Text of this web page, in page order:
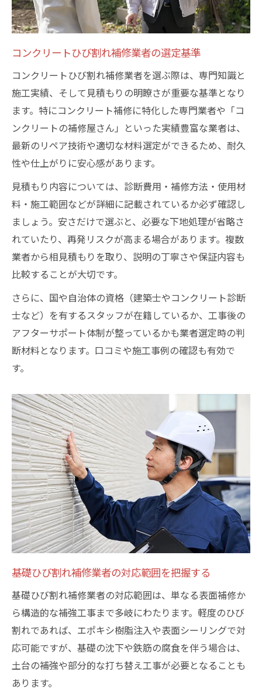
コンクリートひび割れ補修業者の選定基準
コンクリートひび割れ補修業者を選ぶ際は、専門知識と
施工実績、そして見積もりの明瞭さが重要な基準となり
ます。特にコンクリート補修に特化した専門業者や「コ
ンクリートの補修屋さん」といった実績豊富な業者は、
最新のリペア技術や適切な材料選定ができるため、耐久
性や仕上がりに安心感があります。
見積もり内容については、診断費用・補修方法・使用材
料・施工範囲などが詳細に記載されているか必ず確認し
ましょう。安さだけで選ぶと、必要な下地処理が省略さ
れていたり、再発リスクが高まる場合があります。複数
業者から相見積もりを取り、説明の丁寧さや保証内容も
比較することが大切です。
さらに、国や自治体の資格（建築士やコンクリート診断
士など）を有するスタッフが在籍しているか、工事後の
アフターサポート体制が整っているかも業者選定時の判
断材料となります。口コミや施工事例の確認も有効で
す。
基礎ひび割れ補修業者の対応範囲を把握する
基礎ひび割れ補修業者の対応範囲は、単なる表面補修か
ら構造的な補強工事まで多岐にわたります。軽度のひび
割れであれば、エポキシ樹脂注入や表面シーリングで対
応可能ですが、基礎の沈下や鉄筋の腐食を伴う場合は、
土台の補強や部分的な打ち替え工事が必要となることも
あります。